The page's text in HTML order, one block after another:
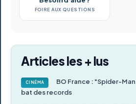
FOIRE AUX QUESTIONS
Articles les + lus
CINÉMA
BO France : "Spider-
bat des records